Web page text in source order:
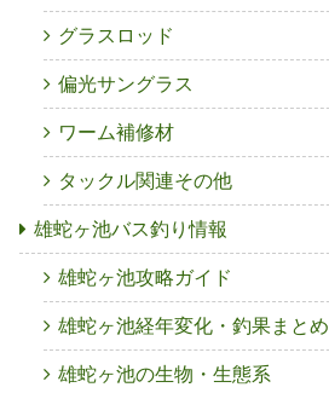
グラスロッド
偏光サングラス
ワーム補修材
タックル関連その他
雄蛇ヶ池バス釣り情報
雄蛇ヶ池攻略ガイド
雄蛇ヶ池経年変化・釣果まとめ
雄蛇ヶ池の生物・生態系